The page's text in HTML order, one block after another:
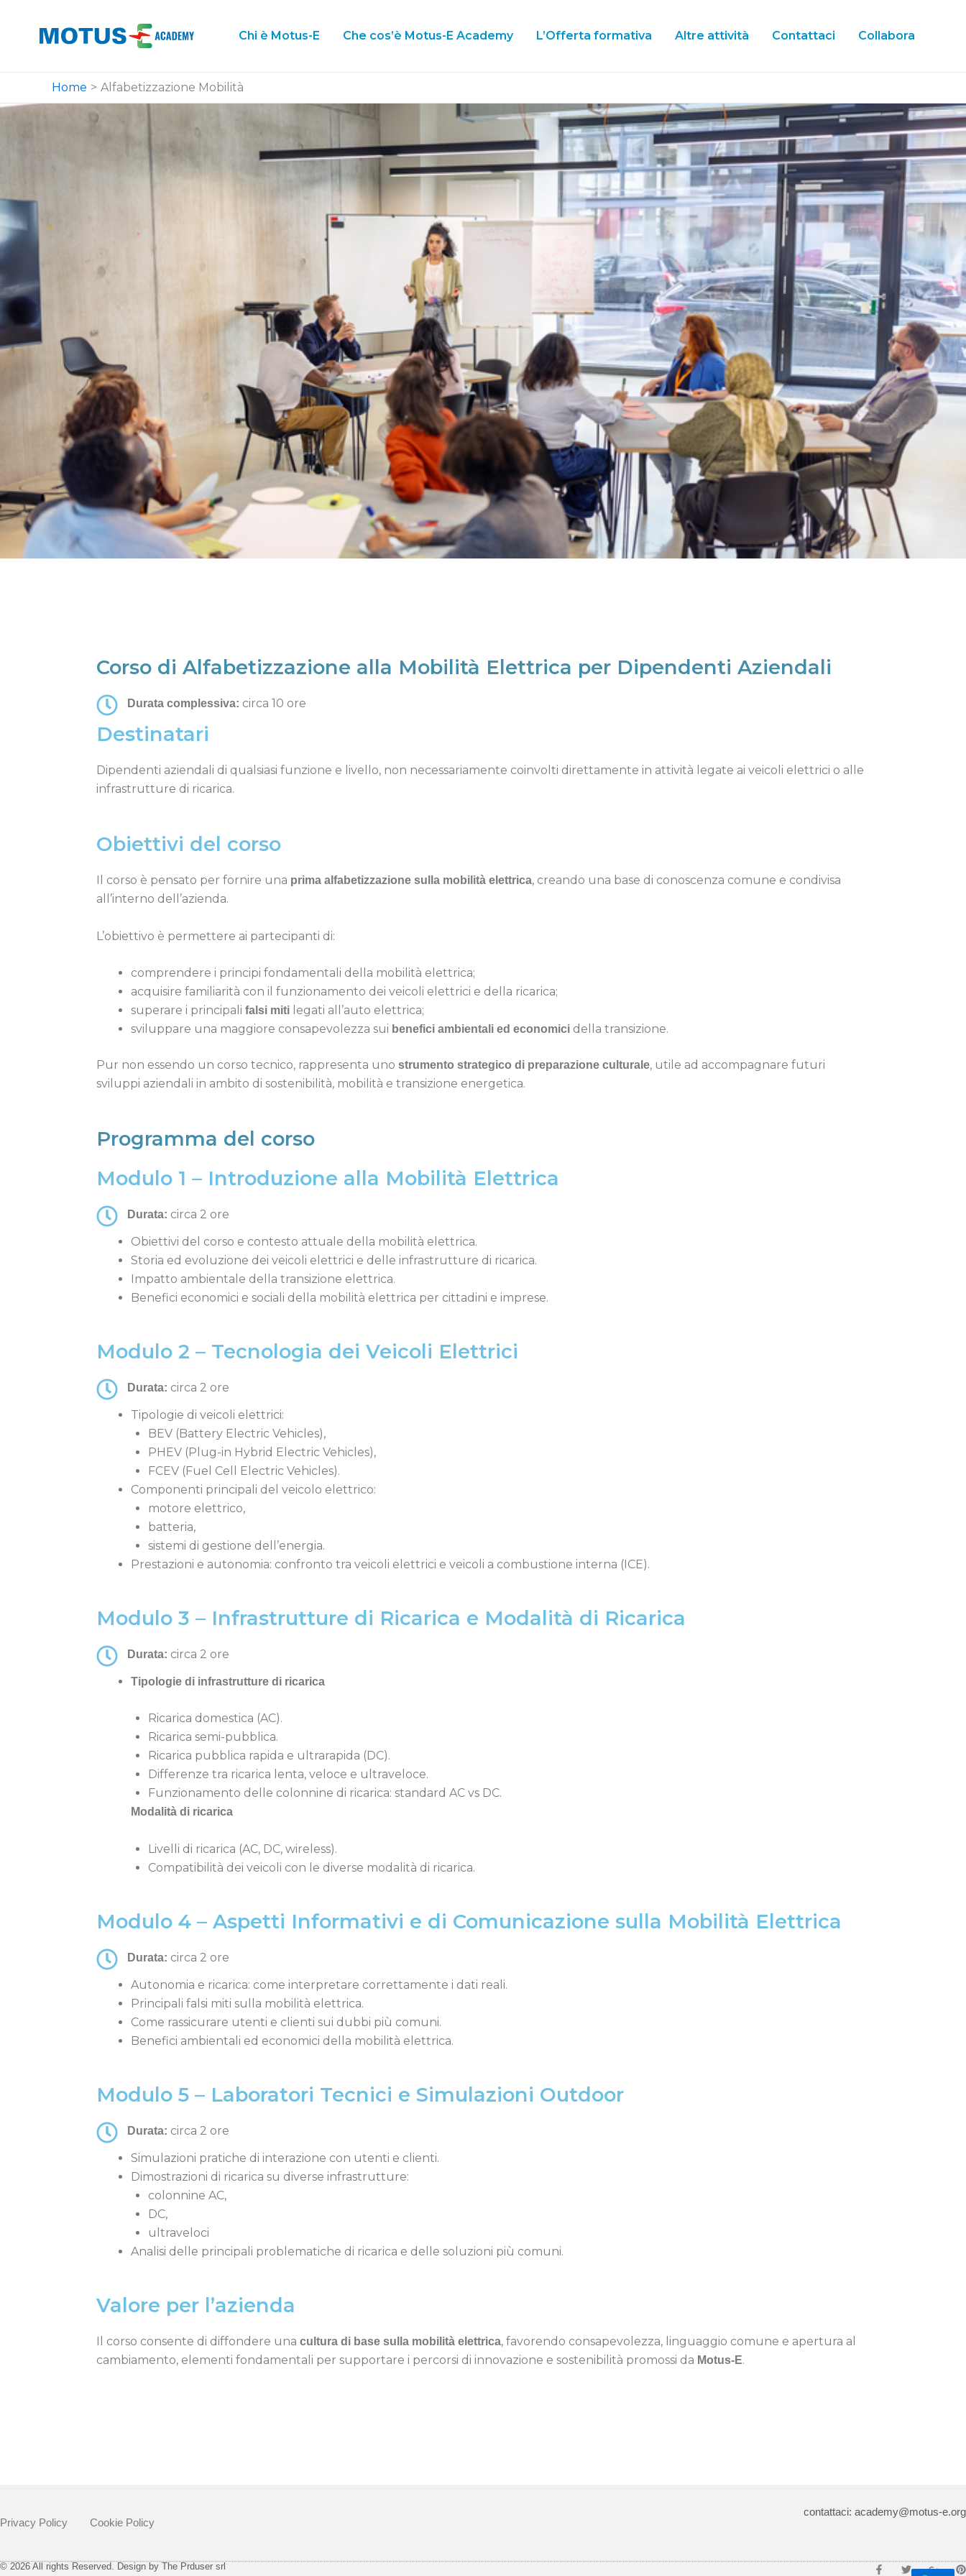
contenuto
Chi è Motus-E Che cos’è Motus-E Academy L’Offerta formativa Altre attività Contattaci Collabora
Home Alfabetizzazione Mobilità
Corso di Alfabetizzazione alla Mobilità Elettrica per Dipendenti Aziendali
Durata complessiva: circa 10 ore
Destinatari
Dipendenti aziendali di qualsiasi funzione e livello, non necessariamente coinvolti direttamente in attività legate ai veicoli elettrici o alle
infrastrutture di ricarica.
Obiettivi del corso
Il corso è pensato per fornire una prima alfabetizzazione sulla mobilità elettrica, creando una base di conoscenza comune e condivisa
all’interno dell’azienda.
L’obiettivo è permettere ai partecipanti di:
comprendere i principi fondamentali della mobilità elettrica;
acquisire familiarità con il funzionamento dei veicoli elettrici e della ricarica;
superare i principalifalsi miti legati all’auto elettrica;
sviluppare una maggiore consapevolezza sui benefici ambientali ed economici della transizione.
Pur non essendo un corso tecnico, rappresenta unostrumento strategico di preparazione culturale, utile ad accompagnare futuri
sviluppi aziendali in ambito di sostenibilità, mobilità e transizione energetica.
Programma del corso
Modulo 1 – Introduzione alla Mobilità Elettrica
Durata: circa 2 ore
Obiettivi del corso e contesto attuale della mobilità elettrica.
Storia ed evoluzione dei veicoli elettrici e delle infrastrutture di ricarica.
Impatto ambientale della transizione elettrica.
Benefici economici e sociali della mobilità elettrica per cittadini e imprese.
Modulo 2 – Tecnologia dei Veicoli Elettrici
Durata: circa 2 ore
Tipologie di veicoli elettrici:
BEV (Battery Electric Vehicles),
PHEV (Plug-in Hybrid Electric Vehicles),
FCEV (Fuel Cell Electric Vehicles).
Componenti principali del veicolo elettrico:
motore elettrico,
batteria,
sistemi di gestione dell’energia.
Prestazioni e autonomia: confronto tra veicoli elettrici e veicoli a combustione interna (ICE).
Modulo 3 – Infrastrutture di Ricarica e Modalità di Ricarica
Durata: circa 2 ore
Tipologie di infrastrutture di ricarica
Ricarica domestica (AC).
Ricarica semi-pubblica.
Ricarica pubblica rapida e ultrarapida (DC).
Differenze tra ricarica lenta, veloce e ultraveloce.
Funzionamento delle colonnine di ricarica: standard AC vs DC.
Modalità di ricarica
Livelli di ricarica (AC, DC, wireless).
Compatibilità dei veicoli con le diverse modalità di ricarica.
Modulo 4 – Aspetti Informativi e di Comunicazione sulla Mobilità Elettrica
Durata: circa 2 ore
Autonomia e ricarica: come interpretare correttamente i dati reali.
Principali falsi miti sulla mobilità elettrica.
Come rassicurare utenti e clienti sui dubbi più comuni.
Benefici ambientali ed economici della mobilità elettrica.
Modulo 5 – Laboratori Tecnici e Simulazioni Outdoor
Durata: circa 2 ore
Simulazioni pratiche di interazione con utenti e clienti.
Dimostrazioni di ricarica su diverse infrastrutture:
colonnine AC,
DC,
ultraveloci
Analisi delle principali problematiche di ricarica e delle soluzioni più comuni.
Valore per l’azienda
Il corso consente di diffondere unacultura di base sulla mobilità elettrica, favorendo consapevolezza, linguaggio comune e apertura al
cambiamento, elementi fondamentali per supportare i percorsi di innovazione e sostenibilità promossi da Motus-E.
Privacy Policy Cookie Policy
contattaci: academy@motus-e.org
© 2026 All rights Reserved. Design by The Prduser srl F T G